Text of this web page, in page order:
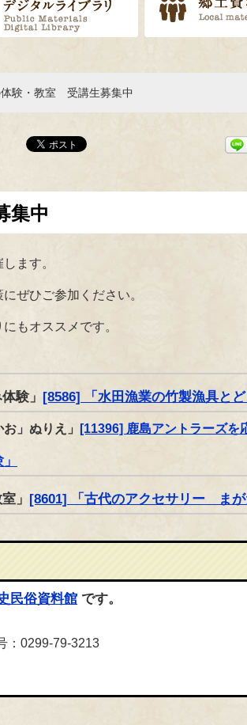
体験・教室 受講生募集中
集中
ます。
ぜひご参加ください。
もオススメです。
験」 [8586] 「水田漁業の竹製漁具とど
」ぬりえ」 [11396] 鹿島アントラーズを
」 [8601] 「古代のアクセサリー まが
民俗資料館 です。
：0299-79-3213